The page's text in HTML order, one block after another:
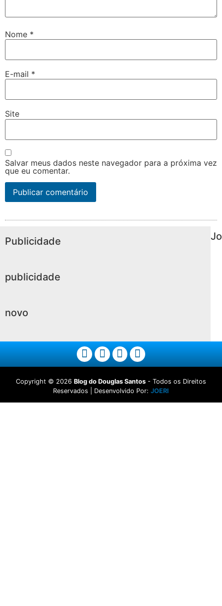
Nome *
E-mail *
Site
Salvar meus dados neste navegador para a próxima vez
que eu comentar.
Publicidade
publicidade
novo
Jo
Copyright © 2026 Blog do Douglas Santos - Todos os Direitos
Reservados | Desenvolvido Por: JOERI